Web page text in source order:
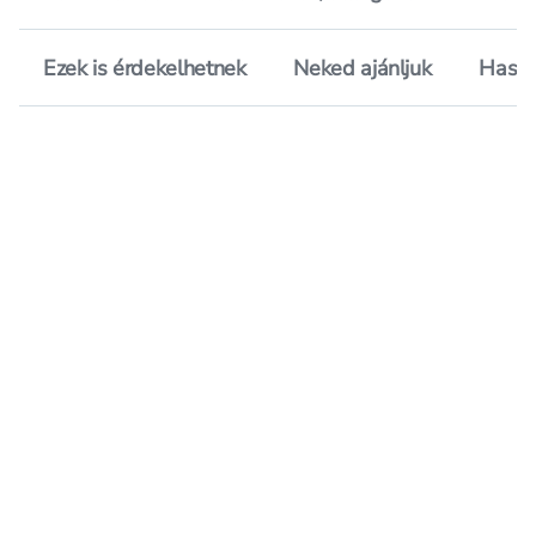
Ezek is érdekelhetnek Neked ajánljuk